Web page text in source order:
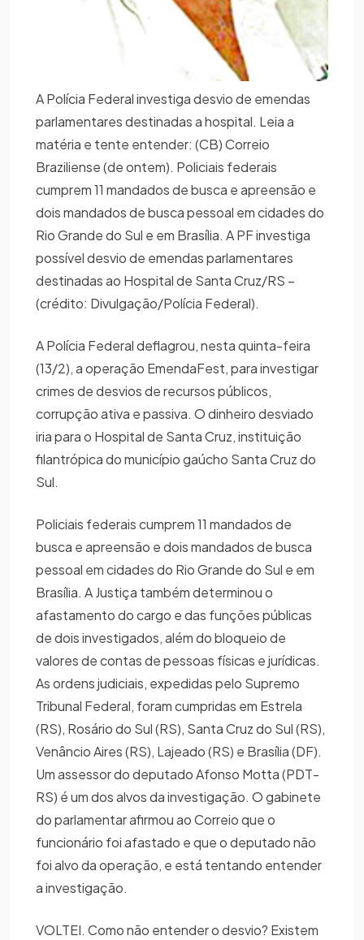
A Polícia Federal investiga desvio de emendas
parlamentares destinadas a hospital. Leia a
matéria e tente entender: (CB) Correio
Braziliense (de ontem). Policiais federais
cumprem 11 mandados de busca e apreensão e
dois mandados de busca pessoal em cidades do
Rio Grande do Sul e em Brasília. A PF investiga
possível desvio de emendas parlamentares
destinadas ao Hospital de Santa Cruz/RS –
(crédito: Divulgação/Polícia Federal).
A Polícia Federal deflagrou, nesta quinta-feira
(13/2), a operação EmendaFest, para investigar
crimes de desvios de recursos públicos,
corrupção ativa e passiva. O dinheiro desviado
iria para o Hospital de Santa Cruz, instituição
filantrópica do município gaúcho Santa Cruz do
Sul.
Policiais federais cumprem 11 mandados de
busca e apreensão e dois mandados de busca
pessoal em cidades do Rio Grande do Sul e em
Brasília. A Justiça também determinou o
afastamento do cargo e das funções públicas
de dois investigados, além do bloqueio de
valores de contas de pessoas físicas e jurídicas.
As ordens judiciais, expedidas pelo Supremo
Tribunal Federal, foram cumpridas em Estrela
(RS), Rosário do Sul (RS), Santa Cruz do Sul (RS),
Venâncio Aires (RS), Lajeado (RS) e Brasília (DF).
Um assessor do deputado Afonso Motta (PDT-
RS) é um dos alvos da investigação. O gabinete
do parlamentar afirmou ao Correio que o
funcionário foi afastado e que o deputado não
foi alvo da operação, e está tentando entender
a investigação.
VOLTEI. Como não entender o desvio? Existem